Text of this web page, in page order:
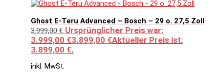
Ghost E-Teru Advanced – Bosch – 29 o. 27,5 Zoll
3.999,00€ Ursprünglicher Preis war:
3.999,00 €3.899,00 €Aktueller Preis ist:
3.899,00 €.
inkl. MwSt.